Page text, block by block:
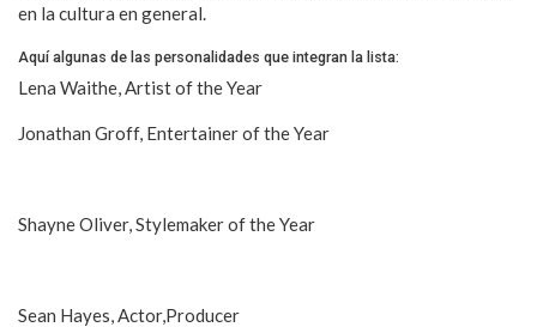
en la cultura en general.
Aquí algunas de las personalidades que integran la lista:
Lena Waithe, Artist of the Year
Jonathan Groff, Entertainer of the Year
Shayne Oliver, Stylemaker of the Year
Sean Hayes, Actor,Producer